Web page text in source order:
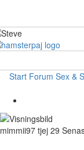
Start Forum Sex &
mimmii97 tjej 29